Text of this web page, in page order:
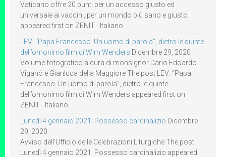
Vaticano offre 20 punti per un accesso giusto ed
universale ai vaccini, per un mondo più sano e giusto
appeared first on ZENIT - Italiano.
LEV: “Papa Francesco. Un uomo di parola”, dietro le quinte
dell’omonimo film di Wim Wenders Dicembre 29, 2020
Volume fotografico a cura di monsignor Dario Edoardo
Viganò e Gianluca della Maggiore The post LEV: “Papa
Francesco. Un uomo di parola”, dietro le quinte
dell’omonimo film di Wim Wenders appeared first on
ZENIT - Italiano.
Lunedì 4 gennaio 2021: Possesso cardinalizio Dicembre
29, 2020
Avviso dell’Ufficio delle Celebrazioni Liturgiche The post
Lunedì 4 gennaio 2021: Possesso cardinalizio appeared